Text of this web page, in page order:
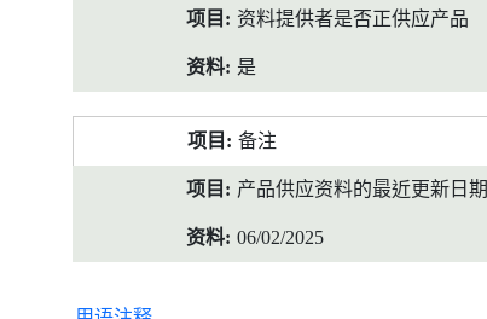
资料提供者是否正供应产品
是
备注
产品供应资料的最近更新日期
06/02/2025